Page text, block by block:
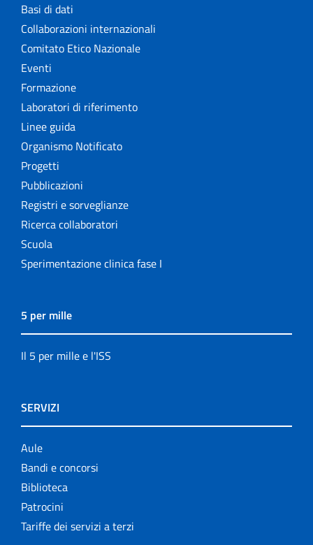
Basi di dati
Collaborazioni internazionali
Comitato Etico Nazionale
Eventi
Formazione
Laboratori di riferimento
Linee guida
Organismo Notificato
Progetti
Pubblicazioni
Registri e sorveglianze
Ricerca collaboratori
Scuola
Sperimentazione clinica fase I
5 per mille
Il 5 per mille e l'ISS
SERVIZI
Aule
Bandi e concorsi
Biblioteca
Patrocini
Tariffe dei servizi a terzi